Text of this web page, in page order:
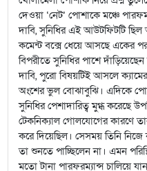
দেওয়া ‘নেট’ পোশাকে মঞ্চে
দাবি, সুনিধির এই আউটফিটটি
কমেন্ট বক্সে ধেয়ে আসছে একের
বিপরীতে সুনিধির পাশে
দাবি, পুরো বিষয়টিই আসলে
অংশের ভুল বোঝাবুঝি। এদিকে
সুনিধির পেশাদারিত্ব মুগ্ধ করেছে
টেকনিক্যাল গোলযোগের কারণে
করে দিয়েছিল। সেসময় তিনি
তা শুনতে পাচ্ছিলেন না। এমন
মতো টানা পারফরম্যান্স চালিয়ে